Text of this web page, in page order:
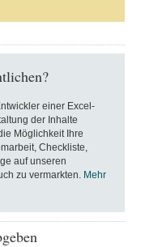
einer Excel-
der Inhalte
Möglichkeit Ihre
Checkliste,
auf unseren
zu vermarkten. Mehr